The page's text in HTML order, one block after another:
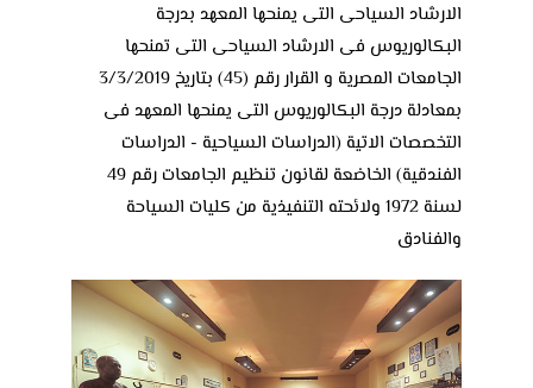
الارشاد السياحى التى يمنحها المعهد بدرجة
البكالوريوس فى الارشاد السياحى التى تمنحها
الجامعات المصرية و القرار رقم (45) بتاريخ 3/3/2019
بمعادلة درجة البكالوريوس التى يمنحها المعهد فى
التخصصات الاتية (الدراسات السياحية - الدراسات
الفندقية) الخاضعة لقانون تنظيم الجامعات رقم 49
لسنة 1972 ولائحته التنفيذية من كليات السياحة
والفنادق